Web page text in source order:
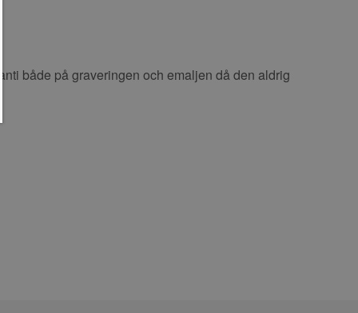
både på graveringen och emaljen då den aldrig